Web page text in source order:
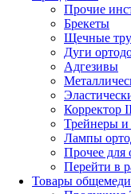
Прочие
Брекеты
Щечные
Дуги
Адгезивы
Корректор
Трейнеры
Лампы
Прочее для
Перейти в
Товары